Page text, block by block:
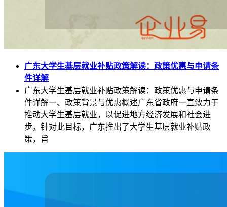
广东大学生基层就业补贴政策解读：政策优惠与申请条
件详解
广东大学生基层就业补贴政策解读：政策优惠与申请条
件详解一、政策背景与优惠概述广东省政府一直致力于
推动大学生基层就业，以促进地方经济发展和社会进
步。针对此目标，广东推出了大学生基层就业补贴政
策，旨